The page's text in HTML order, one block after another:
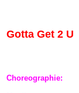
Gotta Get 2 U
Choreographie: